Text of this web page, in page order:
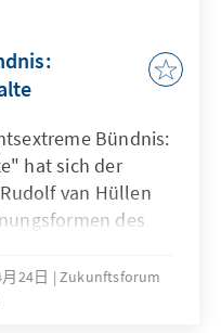
Bündnis:
hat sich der
van Hüllen
des
organisierte
24日
Zukunftsforum